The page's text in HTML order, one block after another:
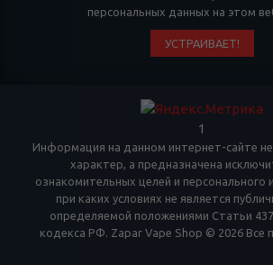
персональных данных на этом
УСТРАИВАЕТ!
1
Информация на данном интернет-сайте
характер, а предназначена
ознакомительных целей и персонального
при каких условиях не является
определяемой положениями Статьи
кодекса РФ. Zapar Vape Shop © 2026 Все